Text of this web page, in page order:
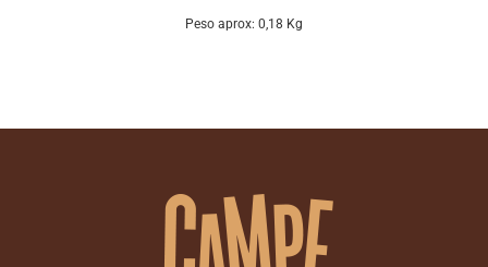
Peso aprox: 0,18 Kg